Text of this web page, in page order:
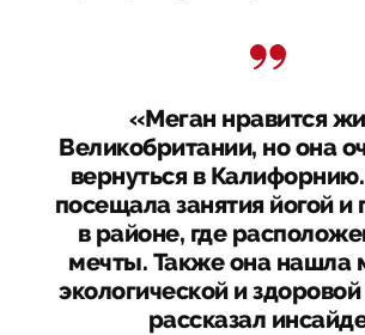
«Меган нравится
Великобритании, но она
вернуться в
посещала занятия йогой и
в районе, где
мечты. Также она нашла
экологической и
рассказал